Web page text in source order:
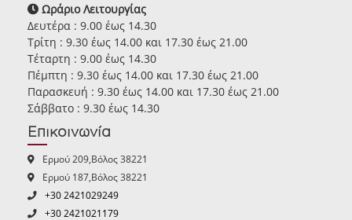
Ωράριο Λειτουργίας
Δευτέρα : 9.00 έως 14.30
Τρίτη : 9.30 έως 14.00 και 17.30 έως 21.00
Τέταρτη : 9.00 έως 14.30
Πέμπτη : 9.30 έως 14.00 και 17.30 έως 21.00
Παρασκευή : 9.30 έως 14.00 και 17.30 έως 21.00
Σάββατο : 9.30 έως 14.30
Επικοινωνία
Ερμού 209,Βόλος 38221
Ερμού 187,Βόλος 38221
+30 2421029249
+30 2421021179